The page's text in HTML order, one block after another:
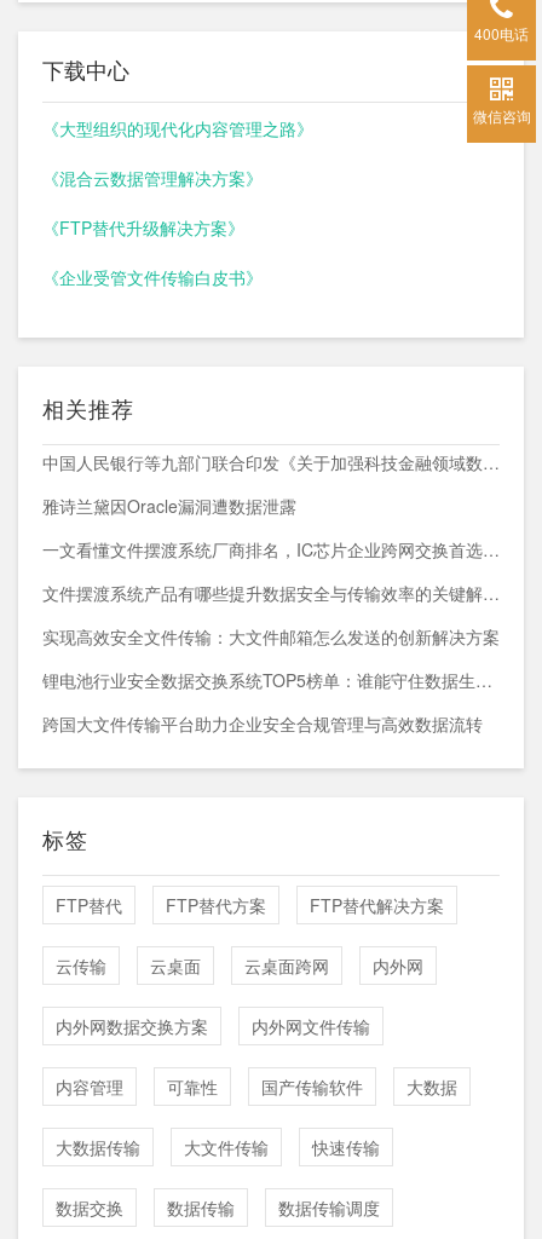
下载中心
《大型组织的现代化内容管理之路》
《混合云数据管理解决方案》
《FTP替代升级解决方案》
《企业受管文件传输白皮书》
相关推荐
中国人民银行等九部门联合印发《关于加强科技金融领域数据开发利用的通知》
雅诗兰黛因Oracle漏洞遭数据泄露
一文看懂文件摆渡系统厂商排名，IC芯片企业跨网交换首选方案
文件摆渡系统产品有哪些提升数据安全与传输效率的关键解决方案
实现高效安全文件传输：大文件邮箱怎么发送的创新解决方案
锂电池行业安全数据交换系统TOP5榜单：谁能守住数据生命线？
跨国大文件传输平台助力企业安全合规管理与高效数据流转
标签
FTP替代 FTP替代方案 FTP替代解决方案
云传输 云桌面 云桌面跨网 内外网
内外网数据交换方案 内外网文件传输
内容管理 可靠性 国产传输软件 大数据
大数据传输 大文件传输 快速传输
数据交换 数据传输 数据传输调度
400电话
微信咨询